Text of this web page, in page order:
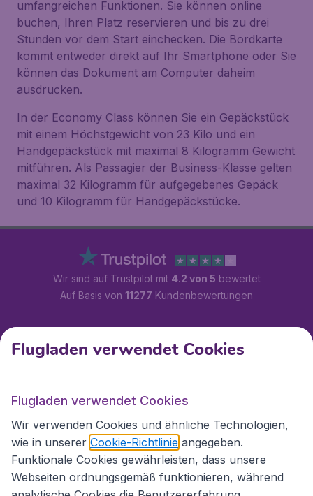
umfangreichen Funktionen. Sie können online
buchen, Ihren Platz reservieren und bis zu drei
Stunden vor dem Start einchecken. Die Bordkarte
kommt entweder direkt auf Ihr Smartphone oder Sie
können das Dokument am Computer daheim
ausdrucken.
In der Economy Class können Sie ein Gepäckstück
mit einem Höchstgewicht von 23 Kilo und ein
Handgepäckstück mit maximal 8 Kilogramm Gewicht
mitführen. Als Passagier der Business-Klasse gelten
maximal 32 Kilogramm für aufgegebenes Gepäck
und 10 Kilogramm für Handgepäckstücke.
Wir sind auf Trustpilot mit 4.2 von 5 bewertet
Auf Basis von 11277 Kundenbewertungen
Kundenservice
Flugladen.at
Internationale Webseiten
Flugladen verwendet Cookies
Flugladen verwendet Cookies
Wir verwenden Cookies und ähnliche Technologien,
wie in unserer Cookie-Richtlinie angegeben.
Funktionale Cookies gewährleisten, dass unsere
Webseiten ordnungsgemäß funktionieren, während